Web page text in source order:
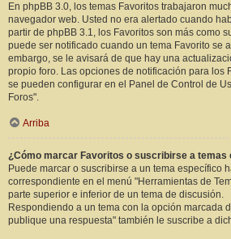
En phpBB 3.0, los temas Favoritos trabajaron
navegador web. Usted no era alertado cuando
partir de phpBB 3.1, los Favoritos son más como
puede ser notificado cuando un tema Favorito se
embargo, se le avisará de que hay una
propio foro. Las opciones de notificación para los
se pueden configurar en el Panel de Control de
Foros".
Arriba
¿Cómo marcar Favoritos o suscribirse a temas
Puede marcar o suscribirse a un tema específico
correspondiente en el menú "Herramientas de
parte superior e inferior de un tema de discusión.
Respondiendo a un tema con la opción marcada
publique una respuesta" también le suscribe a